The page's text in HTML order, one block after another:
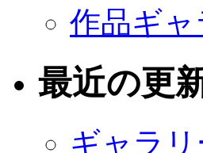
作品ギャ
最近の更
ギャラ